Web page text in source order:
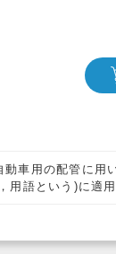
動車用の配管に用
用語という)に適用